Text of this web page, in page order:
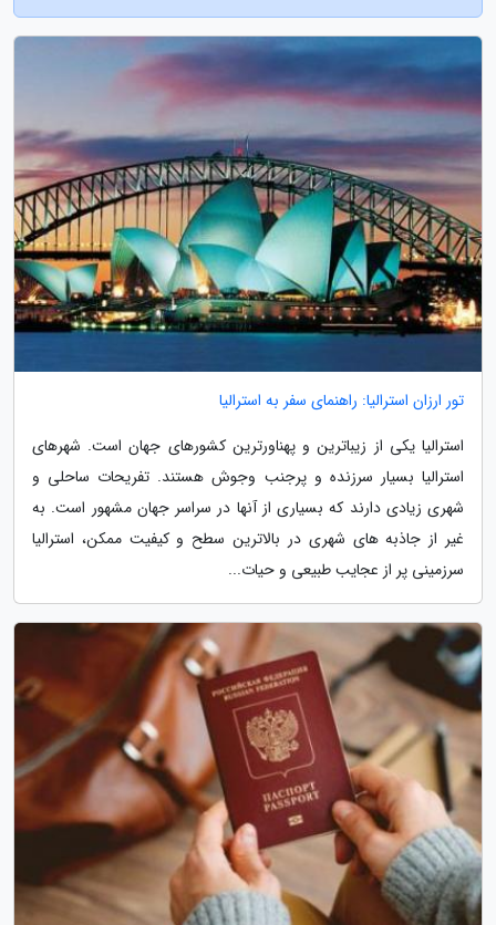
تور ارزان استرالیا: راهنمای سفر به استرالیا
استرالیا یکی از زیباترین و پهناورترین کشورهای جهان است. شهرهای
استرالیا بسیار سرزنده و پرجنب وجوش هستند. تفریحات ساحلی و
شهری زیادی دارند که بسیاری از آنها در سراسر جهان مشهور است. به
غیر از جاذبه های شهری در بالاترین سطح و کیفیت ممکن، استرالیا
سرزمینی پر از عجایب طبیعی و حیات...